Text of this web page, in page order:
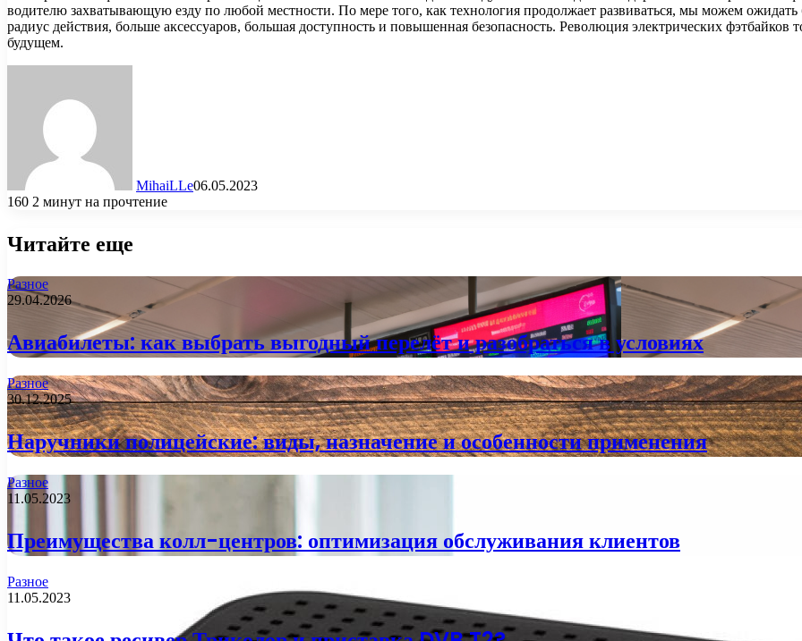
водителю захватывающую езду по любой местности. По мере того, как технология продолжает развиваться, мы можем
радиус действия, больше аксессуаров, большая доступность и повышенная безопасность. Революция электрических фэтбайков
будущем.
MihaiLLe06.05.2023
160 2 минут на прочтение
Читайте еще
Разное
29.04.2026
Авиабилеты: как выбрать выгодный перелёт и разобраться в условиях
Разное
30.12.2025
Наручники полицейские: виды, назначение и особенности применения
Разное
11.05.2023
Преимущества колл-центров: оптимизация обслуживания клиентов
Разное
11.05.2023